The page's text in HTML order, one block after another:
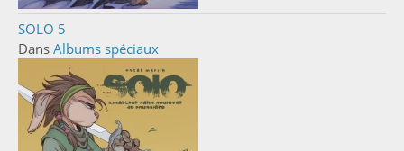
SOLO 5
Dans Albums spéciaux